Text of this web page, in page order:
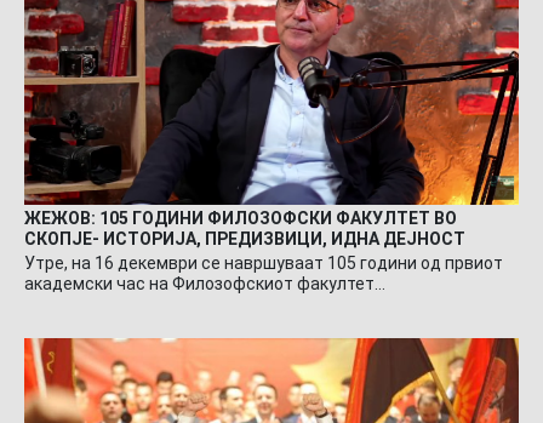
ЖЕЖОВ: 105 ГОДИНИ ФИЛОЗОФСКИ ФАКУЛТЕТ ВО
СКОПЈЕ- ИСТОРИЈА, ПРЕДИЗВИЦИ, ИДНА ДЕЈНОСТ
Утре, на 16 декември се навршуваат 105 години од првиот
академски час на Филозофскиот факултет…